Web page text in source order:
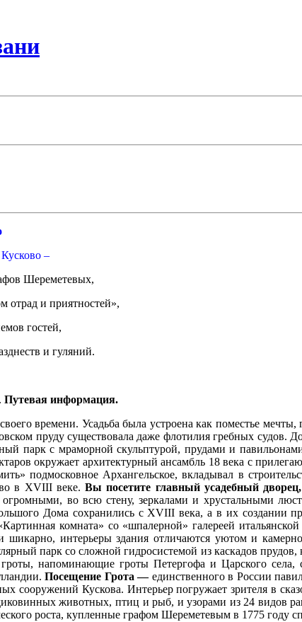
–
Шереметевых,
отрад и приятностей»,
гостей,
и гуляний.
Путевая информация.
времени. Усадьба была устроена как поместье мечты,
пруду существовала даже флотилия гребных судов.
парк с мраморной скульптурой, прудами и
окружает архитектурный ансамбль 18 века с
подмосковное Архангельское, вкладывал в
в XVIII веке. Вы посетите главный усадебный
во всю стену, зеркалами и хрустальными
Дома сохранились с XVIII века, а в их создании
комната» со «шпалерной» галереей
интерьеры здания отличаются уютом и
парк со сложной гидросистемой из каскадов прудов,
напоминающие гроты Петергофа и Царского села,
Посещение Грота —единственного в России
сооружений Кускова. Интерьер погружает зрителя в
животных, птиц и рыб, и узорами из 24 видов
роста, купленные графом Шереметевым в 1775 году